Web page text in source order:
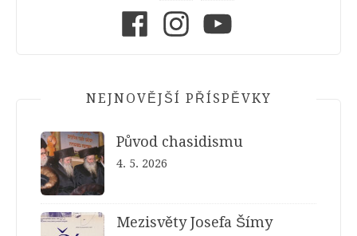
NEJNOVĚJŠÍ PŘÍSPĚVKY
Původ chasidismu
4. 5. 2026
Mezisvěty Josefa Šímy